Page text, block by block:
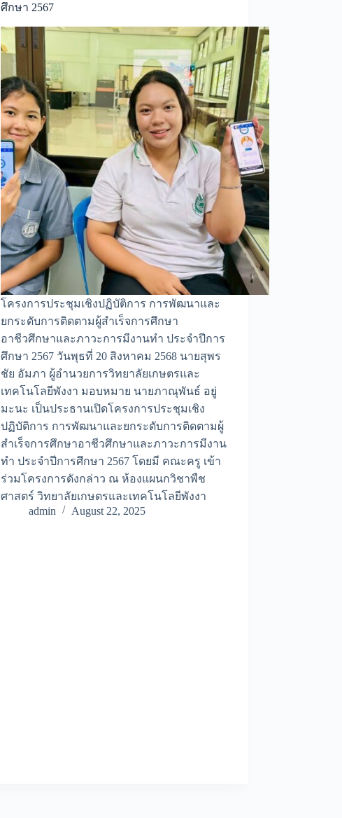
ศึกษา 2567
โครงการประชุมเชิงปฏิบัติการ การพัฒนาและ
ยกระดับการติดตามผู้สำเร็จการศึกษา
อาชีวศึกษาและภาวะการมีงานทำ ประจำปีการ
ศึกษา 2567 วันพุธที่ 20 สิงหาคม 2568 นายสุพร
ชัย อัมภา ผู้อำนวยการวิทยาลัยเกษตรและ
เทคโนโลยีพังงา มอบหมาย นายภาณุพันธ์ อยู่
มะนะ เป็นประธานเปิดโครงการประชุมเชิง
ปฏิบัติการ การพัฒนาและยกระดับการติดตามผู้
สำเร็จการศึกษาอาชีวศึกษาและภาวะการมีงาน
ทำ ประจำปีการศึกษา 2567 โดยมี คณะครู เข้า
ร่วมโครงการดังกล่าว ณ ห้องแผนกวิชาพืช
ศาสตร์ วิทยาลัยเกษตรและเทคโนโลยีพังงา
admin
August 22, 2025